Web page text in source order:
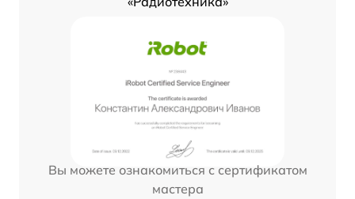
Вы можете ознакомиться с сертификатом
мастера